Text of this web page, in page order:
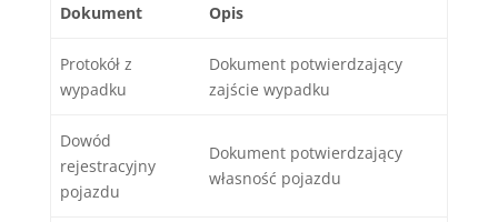
Dokument Opis
Protokół z
wypadku
Dokument potwierdzający
zajście wypadku
Dowód
rejestracyjny
pojazdu
Dokument potwierdzający
własność pojazdu